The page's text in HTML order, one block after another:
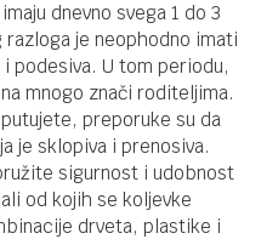
dnevno svega 1 do 3
je neophodno imati
podesiva. U tom periodu,
mnogo znači roditeljima.
preporuke su da
je sklopiva i prenosiva.
sigurnost i udobnost
od kojih se koljevke
drveta, plastike i